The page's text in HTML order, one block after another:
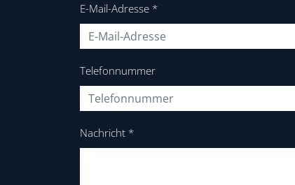
E-Mail-Adresse *
Telefonnummer
Nachricht *